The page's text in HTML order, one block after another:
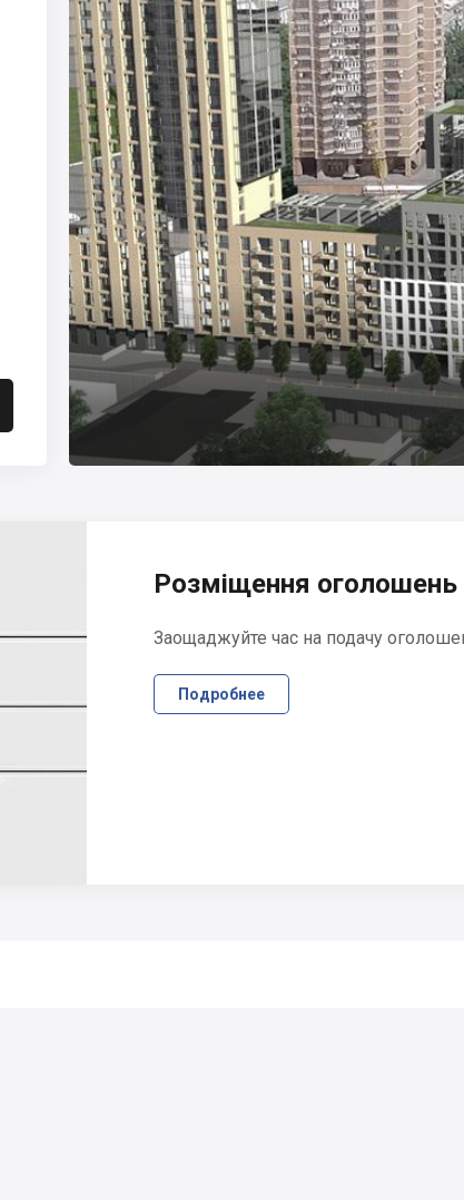
Розміщення оголошень
Заощаджуйте час на подачу
Подробнее